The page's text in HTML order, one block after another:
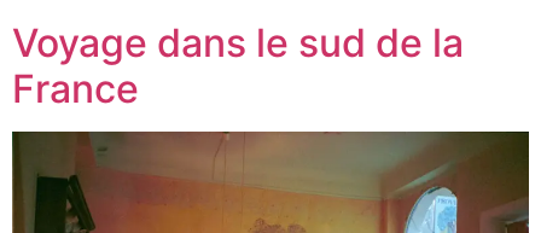
Voyage dans le sud de la
France